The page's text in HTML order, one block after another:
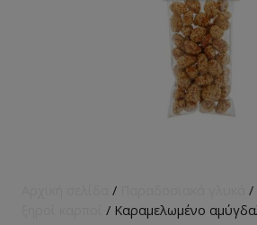
/ /
/ Καραμελωμένο